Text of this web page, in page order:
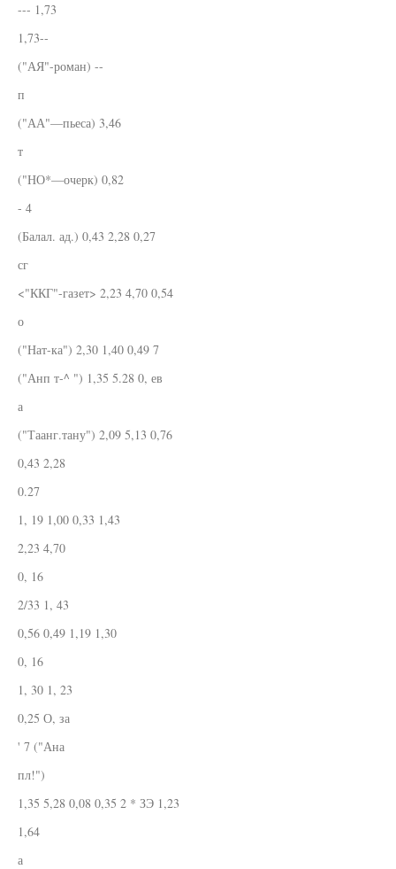
--- 1,73
1,73--
("АЯ"-роман) --
п
("АА"—пьеса) 3,46
т
("НО*—очерк) 0,82
- 4
(Балал. ад.) 0,43 2,28 0,27
сг
<"ККГ"-газет> 2,23 4,70 0,54
о
("Нат-ка") 2,30 1,40 0,49 7
("Анп т-^ ") 1,35 5.28 0, ев
а
("Таанг.тану") 2,09 5,13 0,76
0,43 2,28
0.27
1, 19 1,00 0,33 1,43
2,23 4,70
0, 16
2/33 1, 43
0,56 0,49 1,19 1,30
0, 16
1, 30 1, 23
0,25 О, за
' 7 ("Ана
пл!")
1,35 5,28 0,08 0,35 2 * ЗЭ 1,23
1,64
а